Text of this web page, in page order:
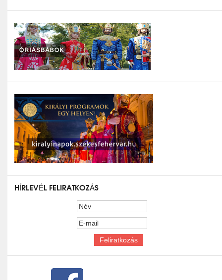
HÍRLEVÉL FELIRATKOZÁS